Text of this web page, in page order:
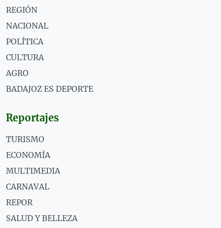
REGIÓN
NACIONAL
POLÍTICA
CULTURA
AGRO
BADAJOZ ES DEPORTE
Reportajes
TURISMO
ECONOMÍA
MULTIMEDIA
CARNAVAL
REPOR
SALUD Y BELLEZA